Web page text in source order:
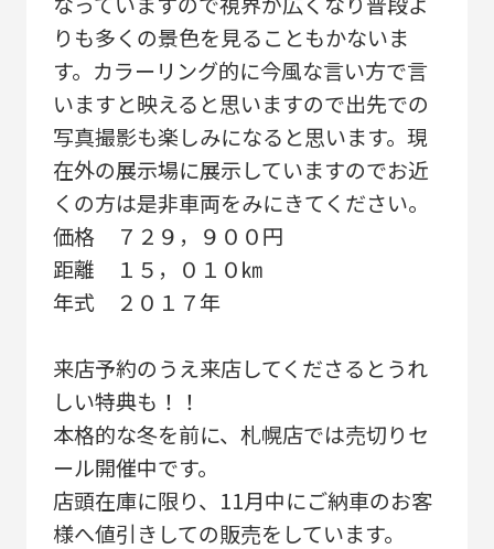
りも多くの景色を見ることもかないま
す。カラーリング的に今風な言い方で言
いますと映えると思いますので出先での
写真撮影も楽しみになると思います。現
在外の展示場に展示していますのでお近
くの方は是非車両をみにきてください。
価格 ７２９，９００円
距離 １５，０１０㎞
年式 ２０１７年
来店予約のうえ来店してくださるとうれ
しい特典も！！
本格的な冬を前に、札幌店では売切りセ
ール開催中です。
店頭在庫に限り、11月中にご納車のお客
様へ値引きしての販売をしています。